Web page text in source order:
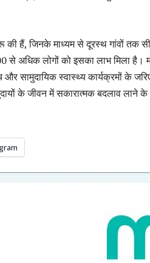
की हैं, जिनके माध्यम से दूरस्थ गांवों तक
से अधिक लोगों को इसका लाभ मिला है।
सामुदायिक स्वास्थ्य कार्यक्रमों के
के जीवन में सकारात्मक बदलाव लाने के